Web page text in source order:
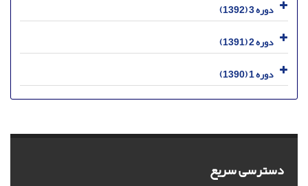
دوره 3 (1392)
دوره 2 (1391)
دوره 1 (1390)
دسترسی سریع